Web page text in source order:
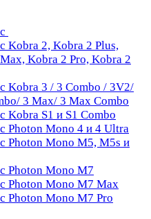
Kobra 2, Kobra 2 Plus,
Kobra 2 Pro, Kobra 2
Kobra 3 / 3 Combo / 3V2/
3 Max/ 3 Max Combo
Kobra S1 и S1 Combo
Photon Mono 4 и 4 Ultra
Photon Mono M5, M5s и
Photon Mono M7
Photon Mono M7 Max
Photon Mono M7 Pro